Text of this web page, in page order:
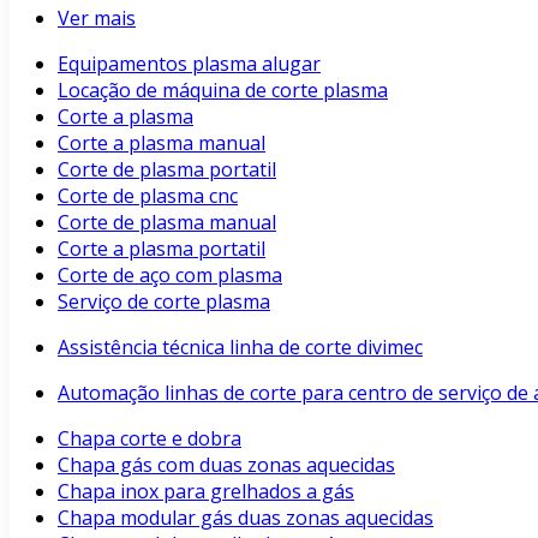
Ver mais
Equipamentos plasma alugar
Locação de máquina de corte plasma
Corte a plasma
Corte a plasma manual
Corte de plasma portatil
Corte de plasma cnc
Corte de plasma manual
Corte a plasma portatil
Corte de aço com plasma
Serviço de corte plasma
Assistência técnica linha de corte divimec
Automação linhas de corte para centro de serviço de
Chapa corte e dobra
Chapa gás com duas zonas aquecidas
Chapa inox para grelhados a gás
Chapa modular gás duas zonas aquecidas